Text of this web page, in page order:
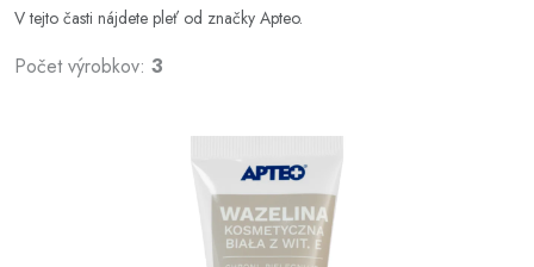
V tejto časti nájdete pleť od značky Apteo.
Počet výrobkov: 3